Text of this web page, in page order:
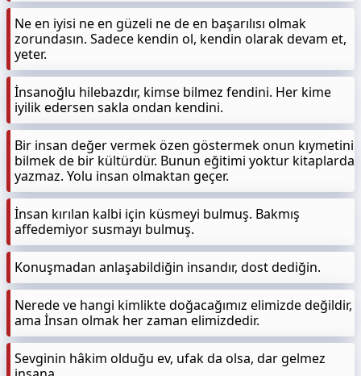
Ne en iyisi ne en güzeli ne de en başarılısı olmak
zorundasın. Sadece kendin ol, kendin olarak devam et,
yeter.
İnsanoğlu hilebazdır, kimse bilmez fendini. Her kime
iyilik edersen sakla ondan kendini.
Bir insan değer vermek özen göstermek onun kıymetini
bilmek de bir kültürdür. Bunun eğitimi yoktur kitaplarda
yazmaz. Yolu insan olmaktan geçer.
İnsan kırılan kalbi için küsmeyi bulmuş. Bakmış
affedemiyor susmayı bulmuş.
Konuşmadan anlaşabildiğin insandır, dost dediğin.
Nerede ve hangi kimlikte doğacağımız elimizde değildir,
ama İnsan olmak her zaman elimizdedir.
Sevginin hâkim olduğu ev, ufak da olsa, dar gelmez